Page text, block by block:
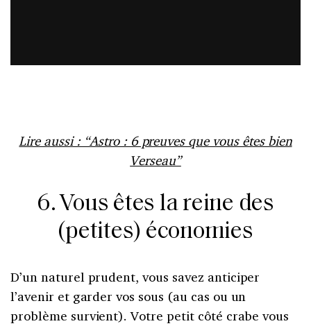
Lire aussi : “Astro : 6 preuves que vous êtes bien
Verseau”
6. Vous êtes la reine des
(petites) économies
D’un naturel prudent, vous savez anticiper
l’avenir et garder vos sous (au cas ou un
problème survient). Votre petit côté crabe vous